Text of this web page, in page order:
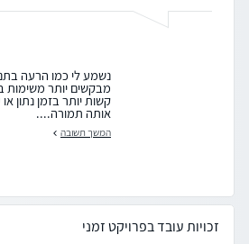
נשמע לי כמו הרעה
מבקשים יותר משימות
קשות יותר בזמן נתון
אותה תמורה....
המשך תשובה
זכויות עובד בפרויקט זמני